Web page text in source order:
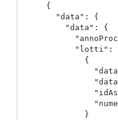
      {
        "data": {
          "data": {
            "lotti": [
              {
              }